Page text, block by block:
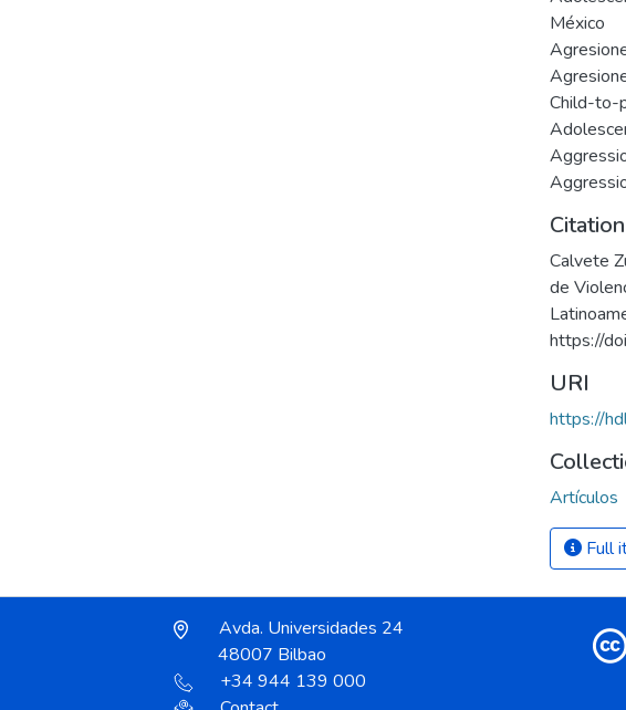
México
Child-to-
Citation
Calvete
de
https://
URI
https://
Artículos
Full
Avda. Universidades 24
48007 Bilbao
+34 944 139 000